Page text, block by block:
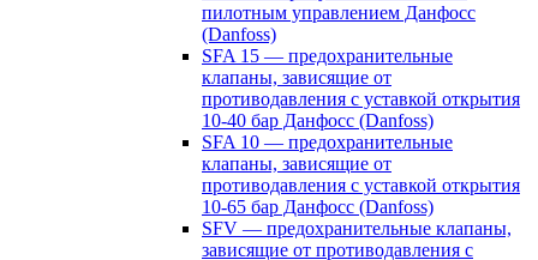
пилотным управлением Данфосс
(Danfoss)
SFA 15 — предохранительные
клапаны, зависящие от
противодавления с уставкой открытия
10-40 бар Данфосс (Danfoss)
SFA 10 — предохранительные
клапаны, зависящие от
противодавления с уставкой открытия
10-65 бар Данфосс (Danfoss)
SFV — предохранительные клапаны,
зависящие от противодавления с